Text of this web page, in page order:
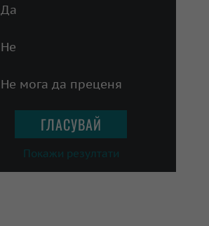
Да
Не
Не мога да преценя
Покажи резултати